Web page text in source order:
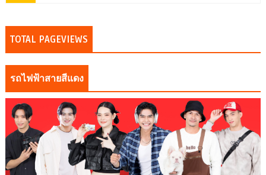
TOTAL PAGEVIEWS
รถไฟฟ้าสายสีแดง